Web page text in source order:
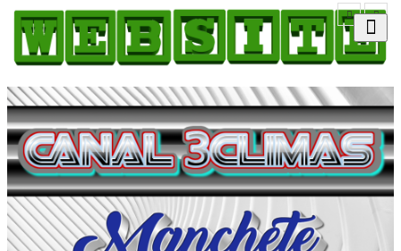
HOME
COMO ANUNCIAR
JORNAIS DO BRASIL
PODCAST/NOTÍCIAS
AS NOTÍCIAS DO DIA
ACONTECEU...VIROU MANCHETE!
BLOGS & COLUNAS
AGÊNCIA DE NOTÍCIAS
CNN BRASIL